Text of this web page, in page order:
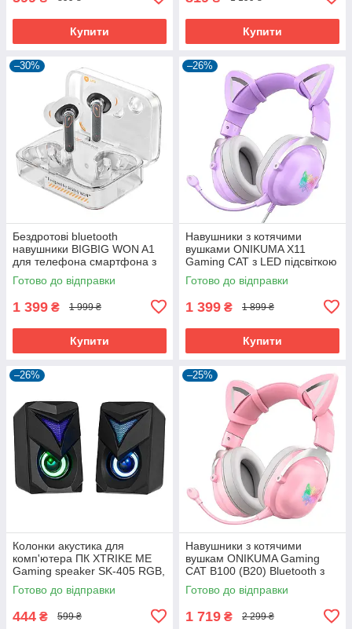
Купити Купити
–30%
Бездротові bluetooth
навушники BIGBIG WON A1
для телефона смартфона з
ігровим режимом
Готово до відправки
1 399 ₴ 1 999 ₴
Купити
–26%
Навушники з котячими
вушками ONIKUMA X11
Gaming CAT з LED підсвіткою
з шумопоглинанням та
мікрофоном ігрові геймерські
Готово до відправки
1 399 ₴ 1 899 ₴
Купити
–26%
Колонки акустика для
комп'ютера ПК XTRIKE ME
Gaming speaker SK-405 RGB,
3Wx2, 3.5mm+USB
Готово до відправки
444 ₴ 599 ₴
–25%
Навушники з котячими
вушкам ONIKUMA Gaming
CAT B100 (B20) Bluetooth з
LED підсвіткою і мікрофоном
ігрові геймерські Pink
Готово до відправки
1 719 ₴ 2 299 ₴